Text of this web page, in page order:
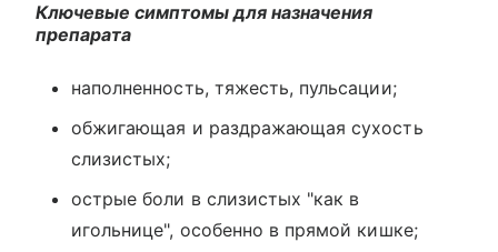
Ключевые симптомы для назначения
препарата
наполненность, тяжесть, пульсации;
обжигающая и раздражающая сухость
слизистых;
острые боли в слизистых "как в
игольнице", особенно в прямой кишке;